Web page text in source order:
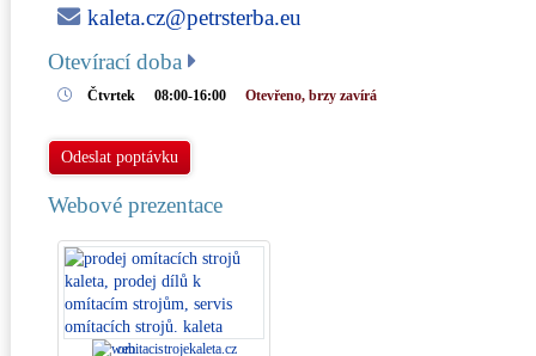
kaleta.cz@petrsterba.eu
Otevírací doba
Čtvrtek 08:00-16:00 Otevřeno, brzy zavírá
Odeslat poptávku
Webové prezentace
omitacistrojekaleta.cz